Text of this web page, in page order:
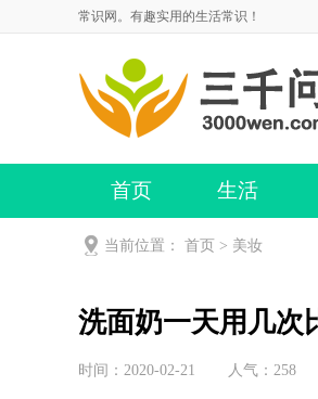
常识网。有趣实用的生活常识！
首页 生活
当前位置： 首页 > 美妆
洗面奶一天用几次
时间：2020-02-21 人气： 258